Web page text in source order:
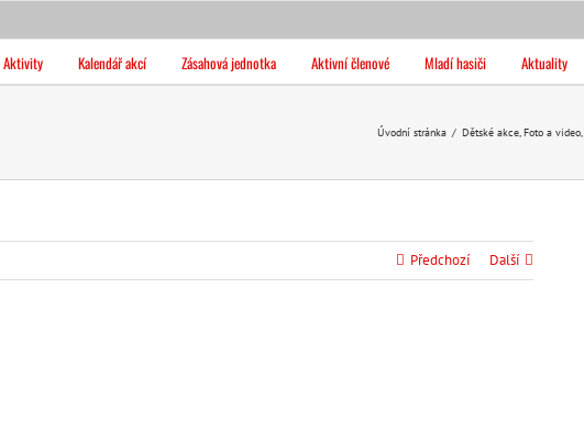
Aktivity Kalendář akcí Zásahová jednotka Aktivní členové Mladí hasiči Aktuality
Úvodní stránka / Dětské akce,Foto a video,
Předchozí Další